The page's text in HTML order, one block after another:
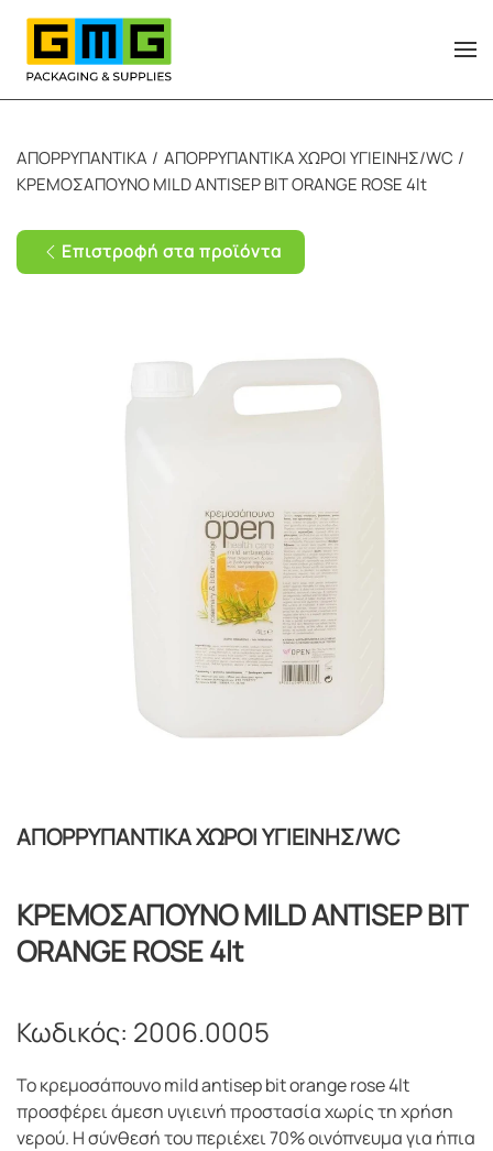
Skip to main content
ΑΠΟΡΡΥΠΑΝΤΙΚΑ
ΑΠΟΡΡΥΠΑΝΤΙΚΑ ΧΩΡΟΙ ΥΓΙΕΙΝΗΣ/WC
ΚΡΕΜΟΣΑΠΟΥΝΟ MILD ANTISEP BIT ORANGE ROSE 4lt
Επιστροφή στα προϊόντα
ΑΠΟΡΡΥΠΑΝΤΙΚΑ ΧΩΡΟΙ ΥΓΙΕΙΝΗΣ/WC
ΚΡΕΜΟΣΑΠΟΥΝΟ MILD ANTISEP BIT
ORANGE ROSE 4lt
Κωδικός: 2006.0005
Το κρεμοσάπουνο mild antisep bit orange rose 4lt
προσφέρει άμεση υγιεινή προστασία χωρίς τη χρήση
νερού. Η σύνθεσή του περιέχει 70% οινόπνευμα για ήπια